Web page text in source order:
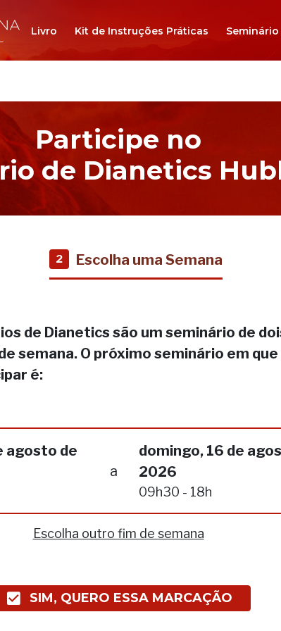
Livro Kit de Instruções Práticas Seminário
Participe no
de Dianetics
2 Escolha uma Semana
de Dianetics são um seminário de
semana. O próximo seminário em que
é:
agosto de
a
domingo, 16 de
2026
09h30 - 18h
Escolha outro fim de semana
SIM, QUERO ESSA MARCAÇÃO